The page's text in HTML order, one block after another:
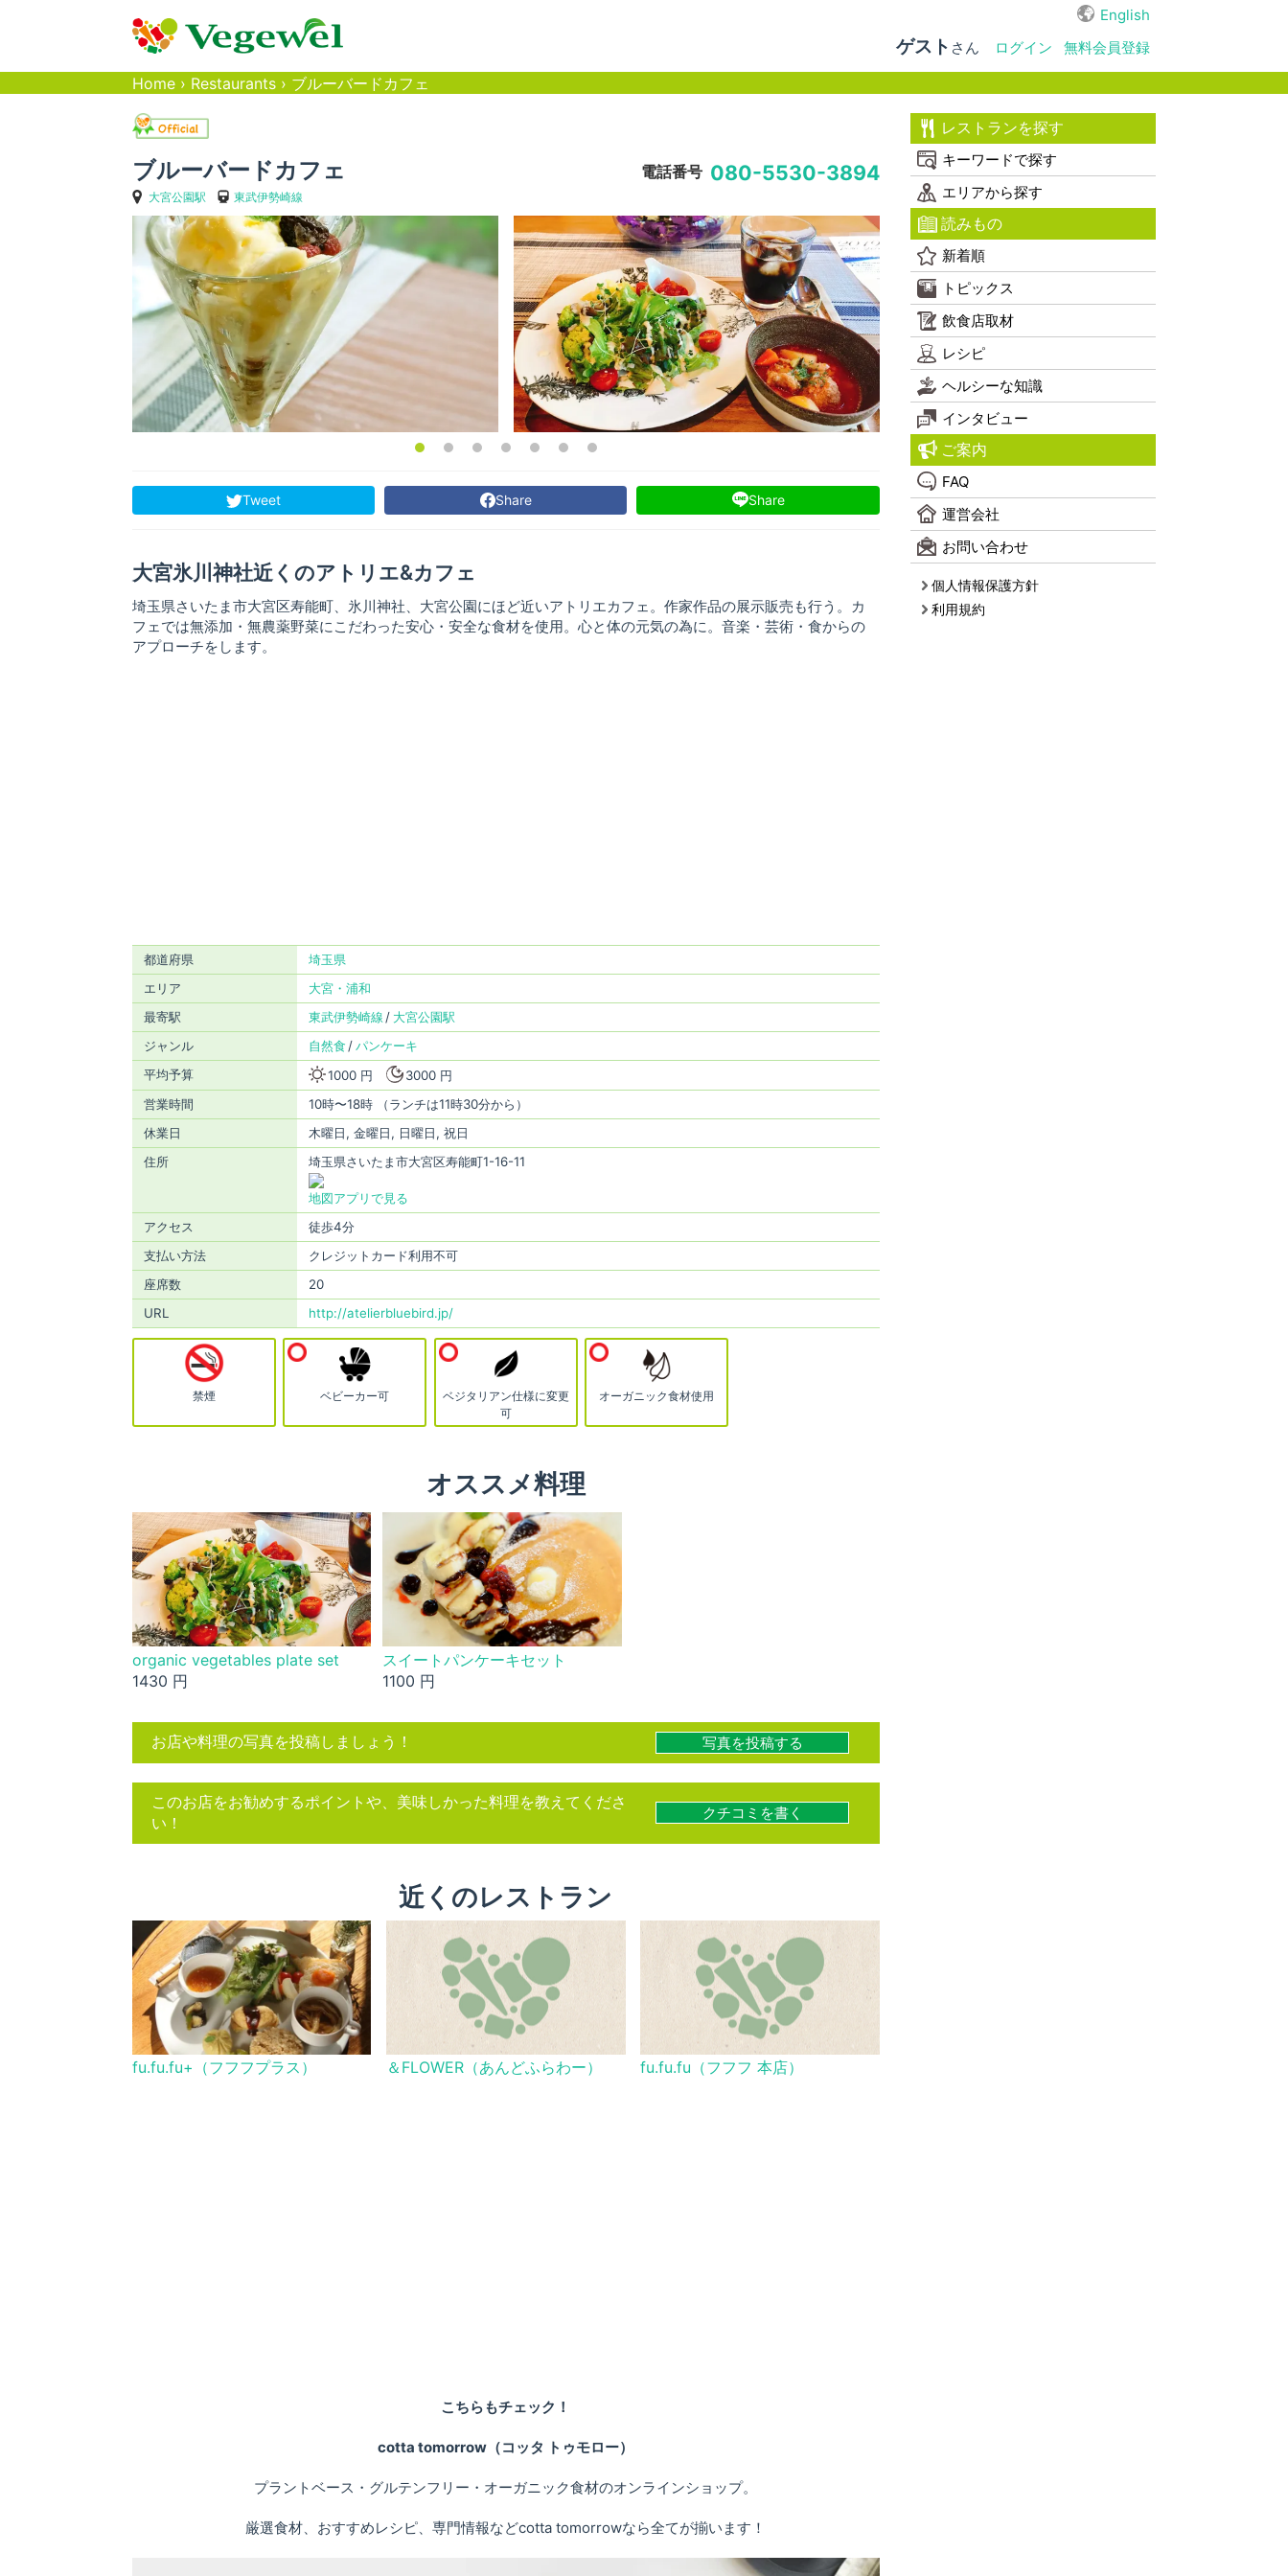
English
ゲスト さん ログイン
無料会員登録
Home › Restaurants › ブルーバードカフェ
ブルーバードカフェ
大宮公園駅 東武伊勢崎線
電話番号 080-5530-3894
Tweet Share Share
大宮氷川神社近くのアトリエ&カフェ
埼玉県さいたま市大宮区寿能町、氷川神社、大宮公園にほど近いアトリエカフェ。作家作品の展示販売も行う。カ
フェでは無添加・無農薬野菜にこだわった安心・安全な食材を使用。心と体の元気の為に。音楽・芸術・食からの
アプローチをします。
都道府県
埼玉県
エリア
大宮・浦和
最寄駅
東武伊勢崎線
大宮公園駅
ジャンル
自然食
パンケーキ
平均予算
1000 円
3000 円
営業時間
10時〜18時 （ランチは11時30分から）
休業日
木曜日, 金曜日, 日曜日, 祝日
住所
埼玉県さいたま市大宮区寿能町1-16-11
地図アプリで見る
アクセス
徒歩4分
支払い方法
クレジットカード利用不可
座席数
20
URL
http://atelierbluebird.jp/
禁煙 ベビーカー可
ベジタリアン仕様に変更
可
オーガニック食材使用
オススメ料理
organic vegetables plate set
1430 円
スイートパンケーキセット
1100 円
お店や料理の写真を投稿しましょう！ 写真を投稿する
このお店をお勧めするポイントや、美味しかった料理を教えてくださ
い！
クチコミを書く
近くのレストラン
fu.fu.fu+（フフフプラス） ＆FLOWER（あんどふらわー） fu.fu.fu（フフフ 本店）
こちらもチェック！
cotta tomorrow（コッタ トゥモロー）
プラントベース・グルテンフリー・オーガニック食材のオンラインショップ。
厳選食材、おすすめレシピ、専門情報などcotta tomorrowなら全てが揃います！
レストランを探す
キーワードで探す
エリアから探す
読みもの
新着順
トピックス
飲食店取材
レシピ
ヘルシーな知識
インタビュー
ご案内
FAQ
運営会社
お問い合わせ
個人情報保護方針
利用規約